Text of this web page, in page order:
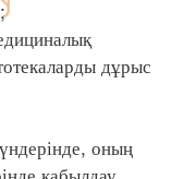
дұрыс
оның